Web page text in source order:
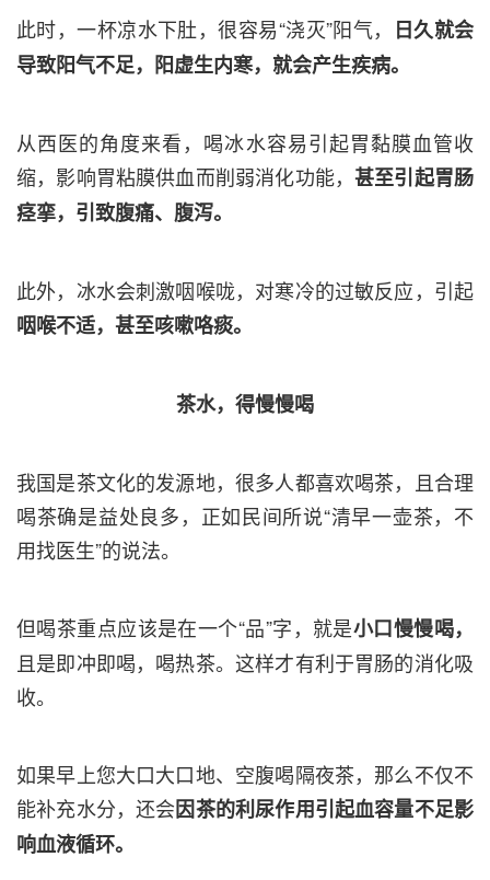
此时，一杯凉水下肚，很容易“浇灭”阳气，
日久就会
导致阳气不足，阳虚生内寒，就会产生疾病。
从西医的角度来看，喝冰水容易引起胃黏膜血管收
缩，影响胃粘膜供血而削弱消化功能，甚至引起胃肠
痉挛，引致腹痛、腹泻。
此外，冰水会刺激咽喉咙，对寒冷的过敏反应，引起
咽喉不适，甚至咳嗽咯痰。
茶水，得慢慢喝
我国是茶文化的发源地，很多人都喜欢喝茶，且合理
喝茶确是益处良多，正如民间所说“清早一壶茶，不
用找医生”的说法。
但喝茶重点应该是在一个“品”字，就是小口慢慢喝，
且是即冲即喝，喝热茶。这样才有利于胃肠的消化吸
收。
如果早上您大口大口地、空腹喝隔夜茶，那么不仅不
能补充水分，还会因茶的利尿作用引起血容量不足影
响血液循环。